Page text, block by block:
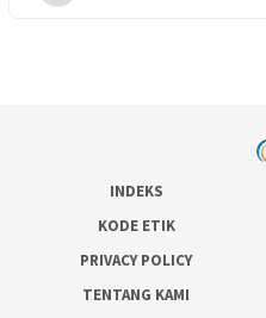
INDEKS
KODE ETIK
PRIVACY POLICY
TENTANG KAMI